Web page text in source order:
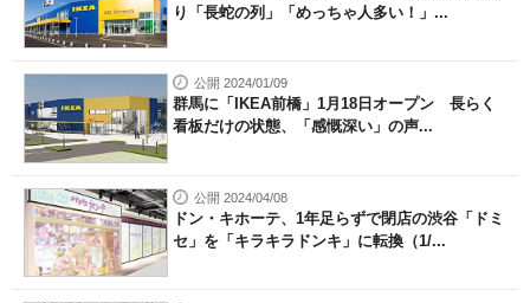
り「長蛇の列」「めっちゃ人多い！」...
公開 2024/01/09
群馬に「IKEA前橋」1月18日オープン 長らく
看板だけの状態、「感慨深い」の声...
公開 2024/04/08
ドン・キホーテ、1年足らずで閉店の渋谷「ドミ
セ」を「キラキラドンキ」に転換（1/...